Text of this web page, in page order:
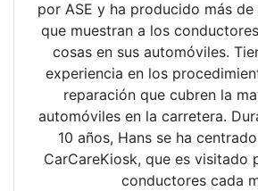
por ASE y ha producido más
que muestran a los
cosas en sus automóviles.
experiencia en los
reparación que cubren la
automóviles en la carretera.
10 años, Hans se ha
CarCareKiosk, que es visitado
conductores cada